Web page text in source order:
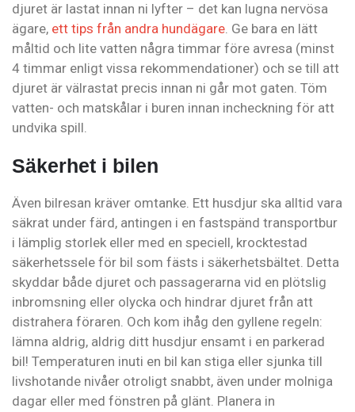
djuret är lastat innan ni lyfter – det kan lugna nervösa
ägare, ett tips från andra hundägare. Ge bara en lätt
måltid och lite vatten några timmar före avresa (minst
4 timmar enligt vissa rekommendationer) och se till att
djuret är välrastat precis innan ni går mot gaten. Töm
vatten- och matskålar i buren innan incheckning för att
undvika spill.
Säkerhet i bilen
Även bilresan kräver omtanke. Ett husdjur ska alltid vara
säkrat under färd, antingen i en fastspänd transportbur
i lämplig storlek eller med en speciell, krocktestad
säkerhetssele för bil som fästs i säkerhetsbältet. Detta
skyddar både djuret och passagerarna vid en plötslig
inbromsning eller olycka och hindrar djuret från att
distrahera föraren. Och kom ihåg den gyllene regeln:
lämna aldrig, aldrig ditt husdjur ensamt i en parkerad
bil! Temperaturen inuti en bil kan stiga eller sjunka till
livshotande nivåer otroligt snabbt, även under molniga
dagar eller med fönstren på glänt. Planera in